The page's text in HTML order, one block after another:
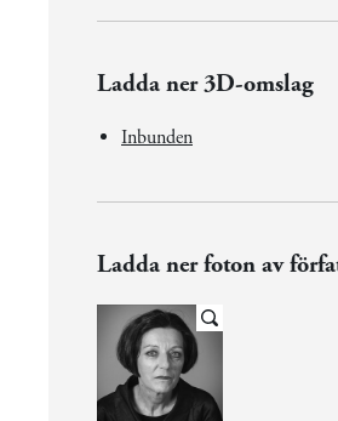
Ladda ner 3D-omslag
Inbunden
Ladda ner foton av